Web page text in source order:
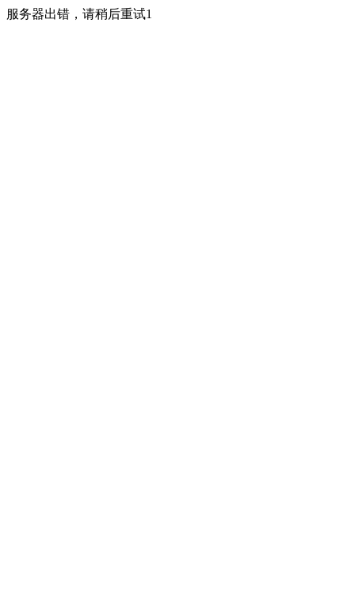
服务器出错，请稍后重试1